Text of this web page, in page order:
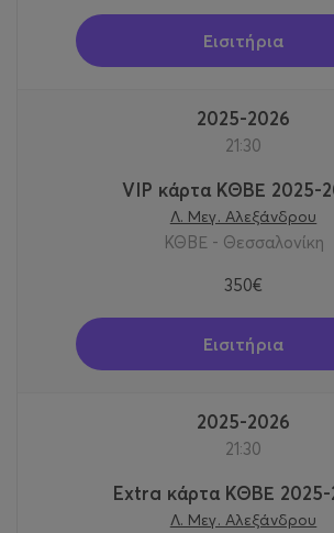
Εισιτήρια
2025-2026
21:30
VIP κάρτα ΚΘΒΕ 2025-
Λ. Μεγ. Αλεξάνδρου
ΚΘΒΕ - Θεσσαλονίκη
350€
Εισιτήρια
2025-2026
21:30
Extra κάρτα ΚΘΒΕ 2025-
Λ. Μεγ. Αλεξάνδρου